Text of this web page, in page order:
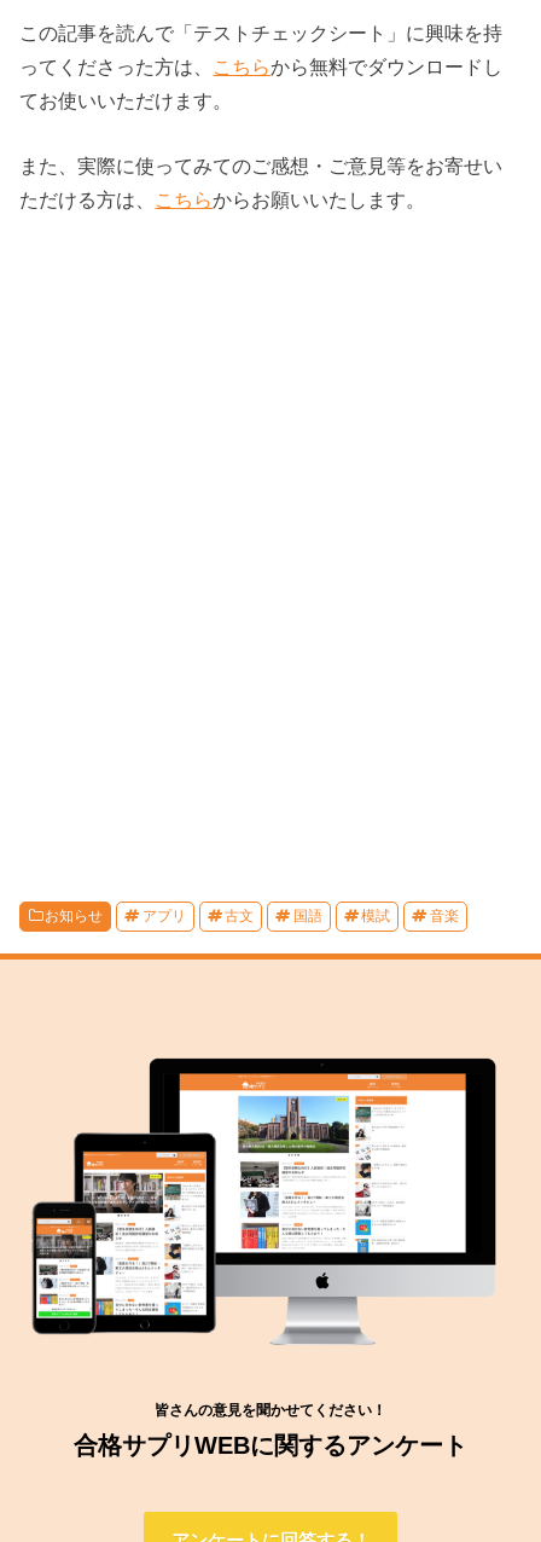
この記事を読んで「テストチェックシート」に興味を持
ってくださった方は、 こちらから無料でダウンロードし
てお使いいただけます。
また、実際に使ってみてのご感想・ご意見等をお寄せい
ただける方は、 こちらからお願いいたします。
お知らせ アプリ 古文 国語 模試 音楽
皆さんの意見を聞かせてください！
合格サプリWEBに関するアンケート